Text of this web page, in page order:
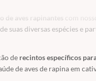
de aves rapinantes com
suas diversas espécies e
de recintos específicos
de aves de rapina em